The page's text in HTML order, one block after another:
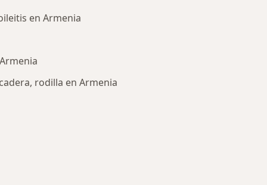
en Armenia
rodilla en Armenia